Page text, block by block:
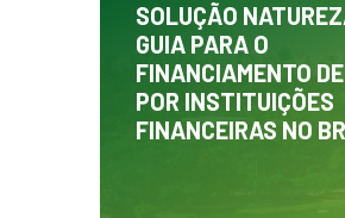
SOLUÇÃO
GUIA PARA O
FINANCIAMENTO
POR INSTITUIÇÕES
FINANCEIRAS NO